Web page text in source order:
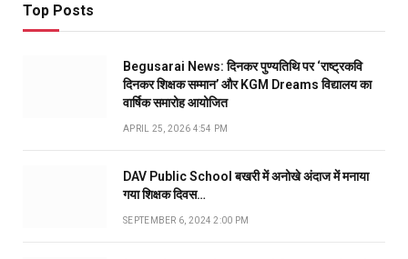
Top Posts
Begusarai News: दिनकर पुण्यतिथि पर ‘राष्ट्रकवि
दिनकर शिक्षक सम्मान’ और KGM Dreams विद्यालय का
वार्षिक समारोह आयोजित
APRIL 25, 2026 4:54 PM
DAV Public School बखरी में अनोखे अंदाज में मनाया
गया शिक्षक दिवस…
SEPTEMBER 6, 2024 2:00 PM